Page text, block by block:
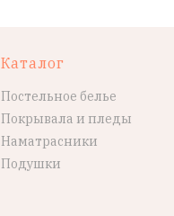
Каталог
Постельное белье
Покрывала и пледы
Наматрасники
Подушки